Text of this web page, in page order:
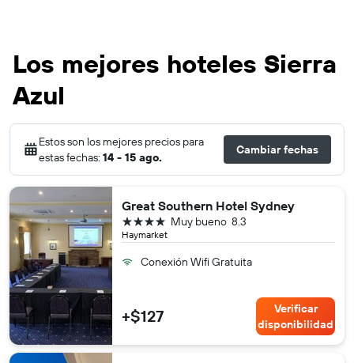
Los mejores hoteles Sierra
Azul
Estos son los mejores precios para
estas fechas: 14 - 15 ago.
Cambiar fechas
Great Southern Hotel Sydney
Haymarket
8.3
Muy bueno
4 estrellas
Conexión Wifi Gratuita
+$127
Verificar
disponibilidad